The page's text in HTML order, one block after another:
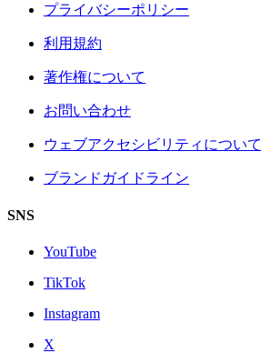
プライバシーポリシー
利用規約
著作権について
お問い合わせ
ウェブアクセシビリティについて
ブランドガイドライン
SNS
YouTube
TikTok
Instagram
X